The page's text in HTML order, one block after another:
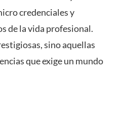
credenciales y
de la vida profesional.
sino aquellas
que exige un mundo